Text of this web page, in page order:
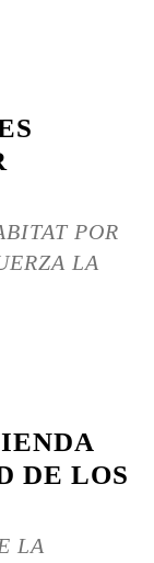
POR
LA
DE LOS
LA